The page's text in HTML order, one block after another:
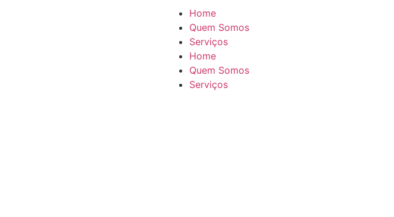
Home
Quem Somos
Serviços
Home
Quem Somos
Serviços